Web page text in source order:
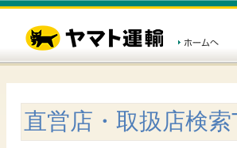
直営店・取扱店検索